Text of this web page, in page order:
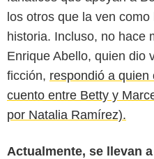
los otros que la ven
historia. Incluso, no hace
Enrique Abello, quien dio
ficción, respondió a quien
cuento entre Betty y
por Natalia Ramírez).
Actualmente, se llevan